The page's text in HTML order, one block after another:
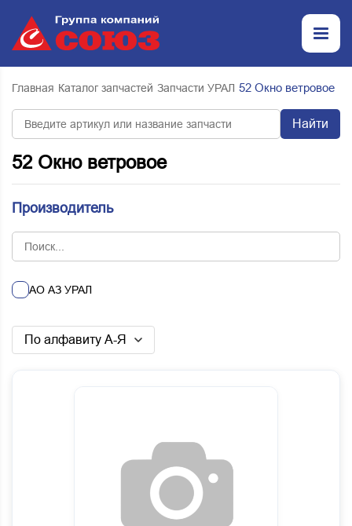
Главная Каталог запчастей Запчасти УРАЛ 52 Окно ветровое
Найти
52 Окно ветровое
Производитель
АО АЗ УРАЛ
По алфавиту А-Я